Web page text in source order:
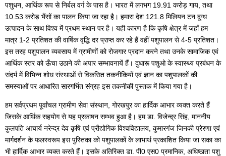
पशुधन, आर्थिक रूप से निर्बल वर्ग के पास है। भारत में लगभग 19.91 करोड़ गाय, तथा
10.53 करोड़ भैंसों का पालन किया जा रहा है। हमारा देश 121.8 मिलियन टन दुग्ध
उत्पादन के साथ विश्व में प्रथम स्थान पर है। यही कारण है कि कृषि क्षेत्र में जहाँ हम
मात्र 1-2 प्रतिशत की वार्षिक वृद्धि दर प्राप्त कर रहे हैं वहीं पशुपालन से 4-5 प्रतिशत।
इस तरह पशुपालन व्यवसाय में ग्रामीणों को रोजगार प्रदान करने तथा उनके सामाजिक एवं
आर्थिक स्तर को ऊँचा उठाने की अपार सम्भावनायें हैं। दुधारू पशुओ के स्वास्थ्य प्रबंधन के
संदर्भ में विभिन्न शोध संस्थाओं से विकसित तकनीकियों एवं ज्ञान का पशुपालकों की
समस्याओं पर आधारित सारगर्भित संग्रह इस तकनीकी पुस्तक में किया गया है।
हम सर्वप्रथम पूर्वांचल ग्रामीण सेवा संस्थान, गोरखपुर का हार्दिक आभार व्यक्त करते हैं
जिसके आर्थिक सहयोग से यह प्रकाषन सम्भव हुआ है। हम डा. विजेन्द्र सिंह, माननीय
कुलपति आचार्य नरेन्द्र देव कृषि एवं प्रौद्योगिक विश्वविद्यालय, कुमारगंज जिनकी प्रेरणा एवं
मार्गदर्शन के फलस्वरूप इस पुस्तिका को पशुपालकों के लाभार्थ प्रकाशित किया जा सका का
भी हार्दिक आभार व्यक्त करते हैं। इसके अतिरिक्त डा. पी0 एस0 प्रमानिक, अधिष्ठाता पशु